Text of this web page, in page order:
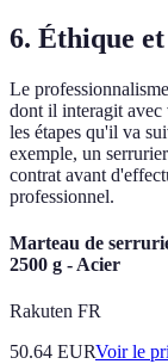
6. Éthique
Le
dont il interagit
les étapes qu'il va
exemple, un
contrat avant
professionnel.
Marteau de
2500 g - Acier
Rakuten FR
50.64 EURVoir le